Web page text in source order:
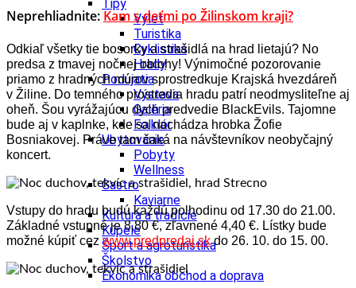
Tipy
Výlet
Turistika
Cyklistika
Hrady
Podujatia
Výstava
Galéria
Folklór
Ubytovanie
Pobyty
Wellness
Gastro
Kaviarne
Kultúra a tradície
Kúpele
Šport a agroturistika
Školstvo
Ekonomika obchod a doprava
Neprehliadnite: Kam s deťmi po Žilinskom kraji?
Odkiaľ všetky tie bosorky a strašidlá na hrad lietajú? No
predsa z tmavej nočnej oblohy! Výnimočné pozorovanie
priamo z hradných múrov sprostredkuje Krajská hvezdáreň
v Žiline. Do temného prostredia hradu patrí neodmysliteľne aj
oheň. Šou vyrážajúcu dych predvedie BlackEvils. Tajomne
bude aj v kaplnke, kde sa nachádza hrobka Žofie
Bosniakovej. Práve tam čaká na návštevníkov neobyčajný
koncert.
Vstupy do hradu budú každú polhodinu od 17.30 do 21.00.
Základné vstupné je 8,80 €, zľavnené 4,40 €. Lístky bude
možné kúpiť cezwww.predpredaj.skdo 26. 10. do 15. 00.